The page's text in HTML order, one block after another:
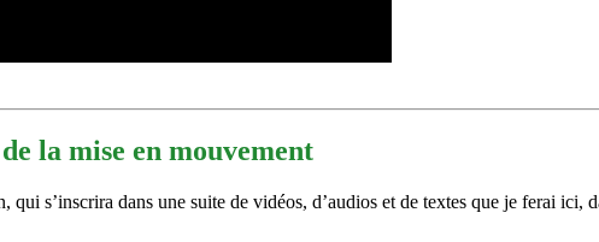
la mise en mouvement
qui s’inscrira dans une suite de vidéos, d’audios et de textes que je ferai